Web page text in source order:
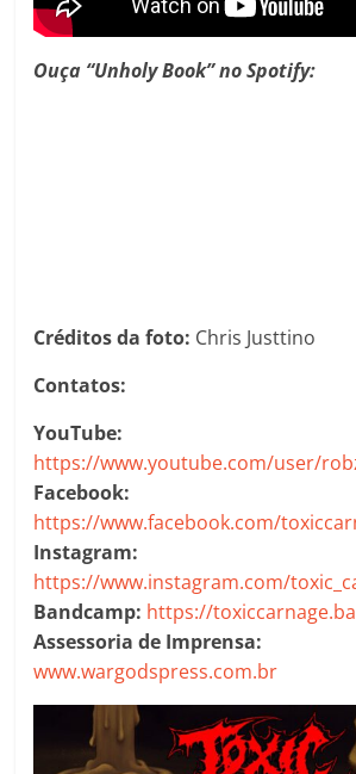
Ouça “Unholy Book” no Spotify:
Créditos da foto: Chris Justtino
Contatos:
YouTube:
https://www.youtube.com/user/
Facebook:
https://www.facebook.com/
Instagram:
https://www.instagram.com/
Bandcamp: https://
Assessoria de Imprensa:
www.wargodspress.com.br